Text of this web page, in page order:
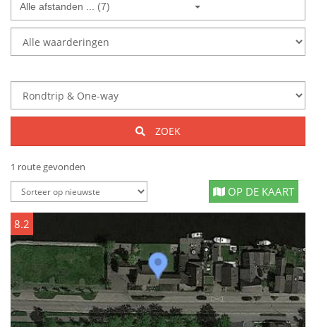
Alle afstanden ... (7)
ZOEK
1 route gevonden
OP DE KAART
8.2